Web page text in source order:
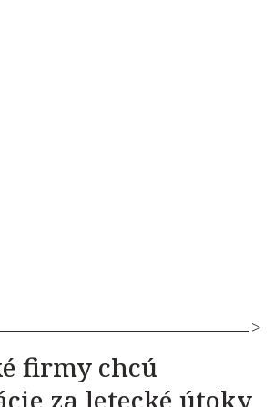
firmy chcú
za letecké útoky